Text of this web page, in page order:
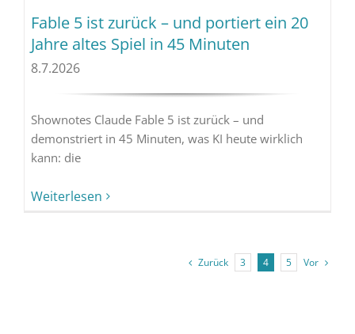
Fable 5 ist zurück – und portiert ein 20
Jahre altes Spiel in 45 Minuten
8.7.2026
Shownotes Claude Fable 5 ist zurück – und
demonstriert in 45 Minuten, was KI heute wirklich
kann: die
Weiterlesen
Zurück 3 4 5 Vor